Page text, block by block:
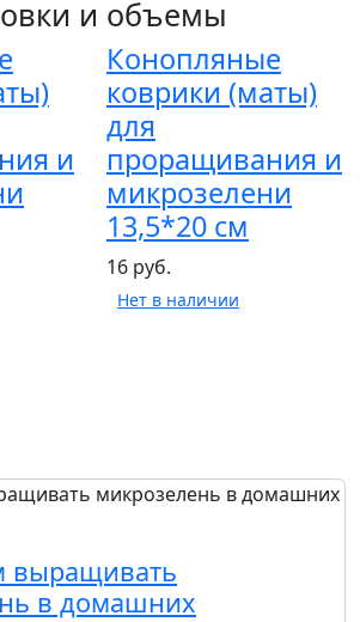
и объемы
и
Конопляные
коврики (маты)
для
проращивания и
микрозелени
13,5*20 см
16 руб.
Нет в наличии
выращивать
в домашних